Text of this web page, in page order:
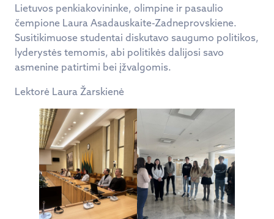
Lietuvos penkiakovininke, olimpine ir pasaulio
čempione Laura Asadauskaite-Zadneprovskiene.
Susitikimuose studentai diskutavo saugumo politikos,
lyderystės temomis, abi politikės dalijosi savo
asmenine patirtimi bei įžvalgomis.
Lektorė Laura Žarskienė